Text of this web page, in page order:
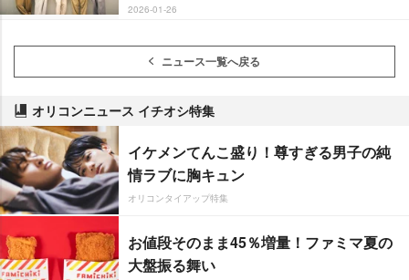
2026-01-26
ニュース一覧へ戻る
オリコンニュース イチオシ特集
イケメンてんこ盛り！尊すぎる男子の純
情ラブに胸キュン
オリコンタイアップ特集
お値段そのまま45％増量！ファミマ夏の
大盤振る舞い